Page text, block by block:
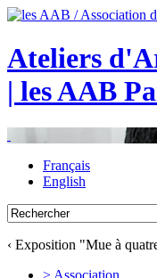
Ateliers
| les AAB
Français
English
‹ Exposition "Mue à
> Association